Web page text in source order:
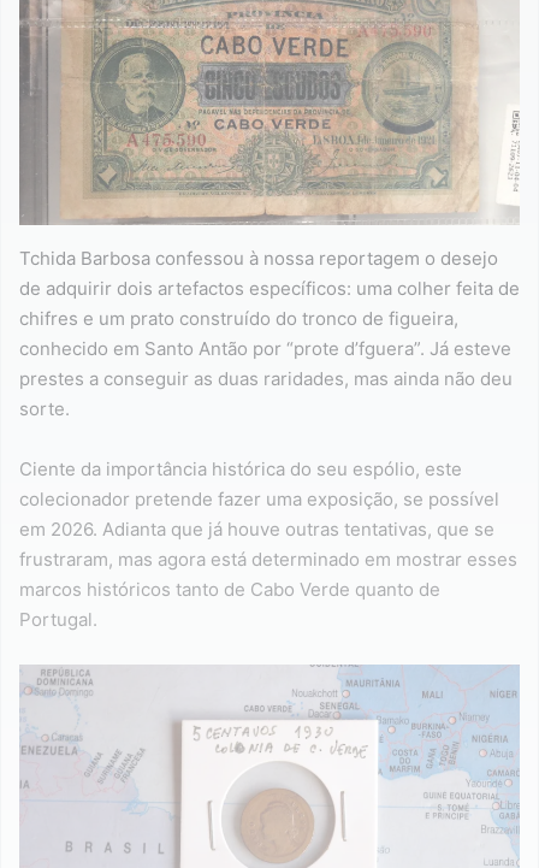
Tchida Barbosa confessou à nossa reportagem o desejo
de adquirir dois artefactos específicos: uma colher feita de
chifres e um prato construído do tronco de figueira,
conhecido em Santo Antão por “prote d’fguera”. Já esteve
prestes a conseguir as duas raridades, mas ainda não deu
sorte.
Ciente da importância histórica do seu espólio, este
colecionador pretende fazer uma exposição, se possível
em 2026. Adianta que já houve outras tentativas, que se
frustraram, mas agora está determinado em mostrar esses
marcos históricos tanto de Cabo Verde quanto de
Portugal.